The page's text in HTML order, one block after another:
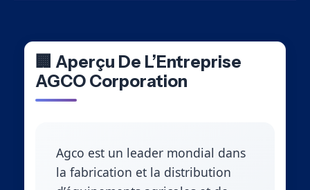
🏢 Aperçu De L’Entreprise
AGCO Corporation
Agco est un leader mondial dans
la fabrication et la distribution